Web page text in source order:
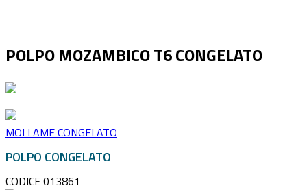
POLPO MOZAMBICO T6 CONGELATO
MOLLAME CONGELATO
POLPO CONGELATO
CODICE 013861